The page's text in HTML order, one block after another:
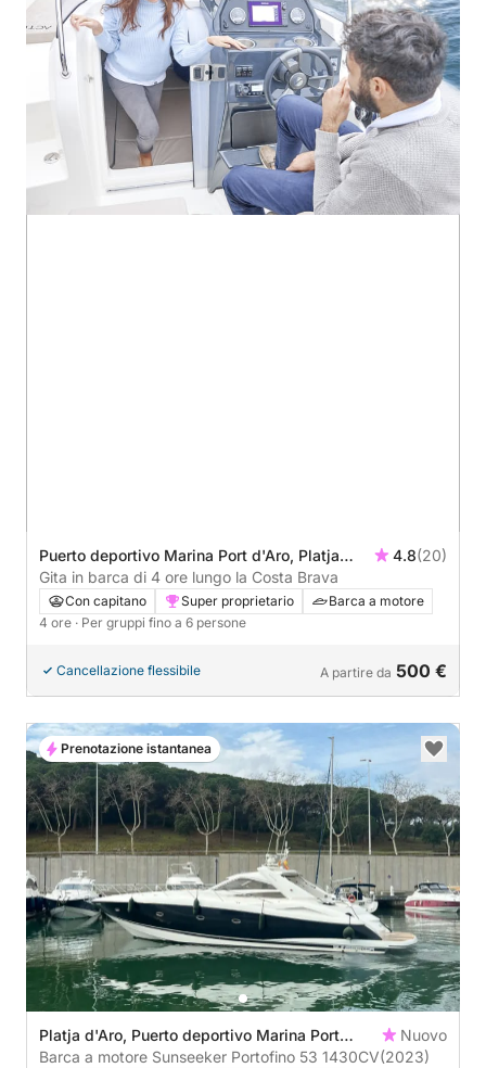
Puerto deportivo Marina Port d'Aro, Platja
d'Aro, Spagna
4.8(20)
Gita in barca di 4 ore lungo la Costa Brava
Con capitano Super proprietario
Barca a motore
4 ore · Per gruppi fino a 6 persone
Cancellazione flessibile A partire da 500 €
Platja d'Aro, Puerto deportivo Marina Port
d'Aro
Nuovo
Barca a motore Sunseeker Portofino 53 1430CV(2023)
Prenotazione istantanea